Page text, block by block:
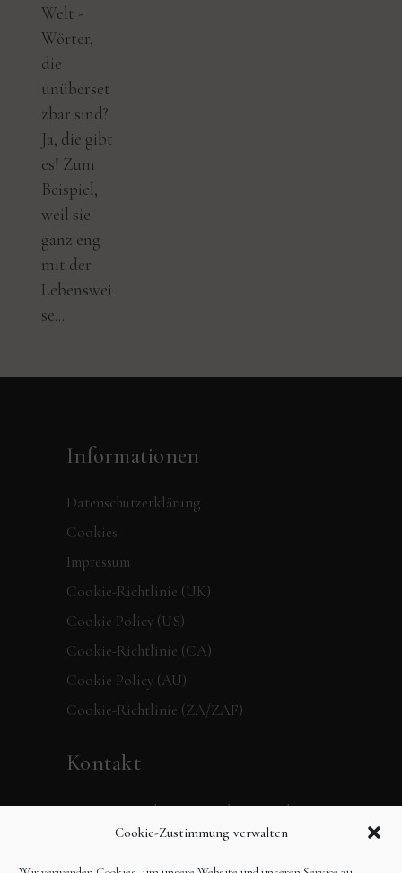
Cookie-Zustimmung verwalten
Welt -
Wörter,
die
unüberset
zbar sind?
Ja, die gibt
es! Zum
Beispiel,
weil sie
ganz eng
mit der
Lebenswei
se...
Informationen
Datenschutzerklärung
Cookies
Impressum
Cookie-Richtlinie (UK)
Cookie Policy (US)
Cookie-Richtlinie (CA)
Cookie Policy (AU)
Cookie-Richtlinie (ZA/ZAF)
Kontakt
Verpassen Sie keine Neuigkeiten mehr,
folgen Sie dem 360 Grad Verlag in den
sozialen Medien oder schreiben Sie uns